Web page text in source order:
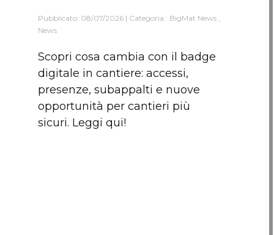
Pubblicato: 08/07/2026 | Categoria : BigMat News
News
Scopri cosa cambia con il badge
digitale in cantiere: accessi,
presenze, subappalti e nuove
opportunità per cantieri più
sicuri. Leggi qui!